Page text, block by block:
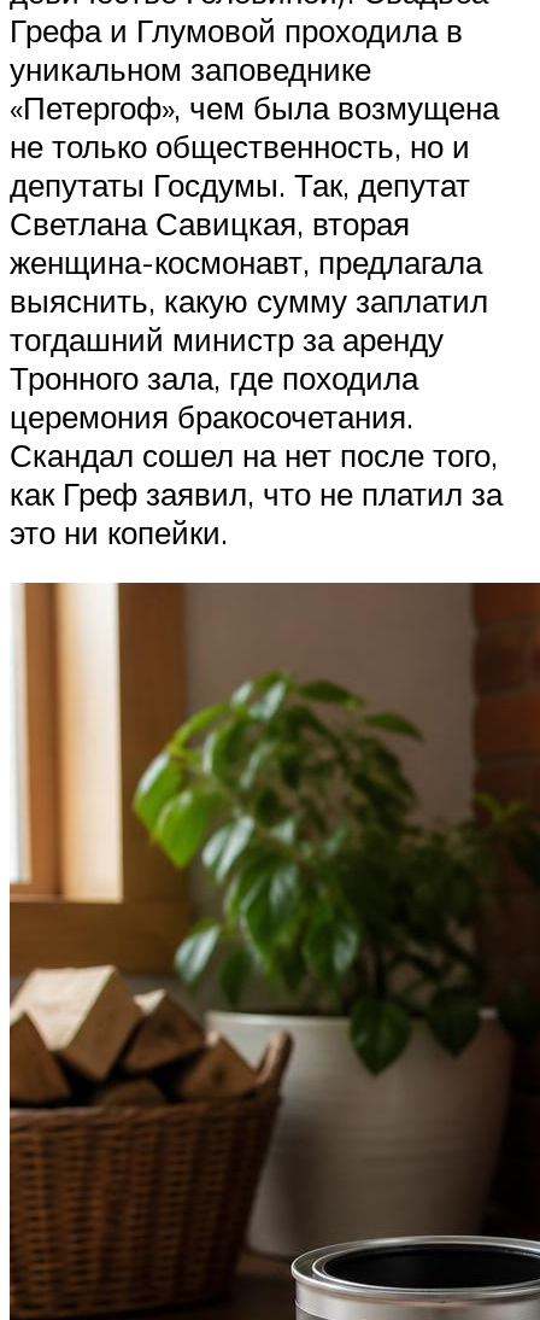
Грефа и Глумовой проходила в
уникальном заповеднике
«Петергоф», чем была возмущена
не только общественность, но и
депутаты Госдумы. Так, депутат
Светлана Савицкая, вторая
женщина-космонавт, предлагала
выяснить, какую сумму заплатил
тогдашний министр за аренду
Тронного зала, где походила
церемония бракосочетания.
Скандал сошел на нет после того,
как Греф заявил, что не платил за
это ни копейки.